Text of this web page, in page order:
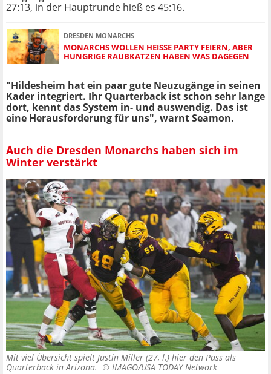
27:13, in der Hauptrunde hieß es 45:16.
DRESDEN MONARCHS
MONARCHS WOLLEN HEISSE PARTY FEIERN, ABER H
UNGRIGE RAUBKATZEN HABEN WAS DAGEGEN
"Hildesheim hat ein paar gute Neuzugänge in seinen
Kader integriert. Ihr Quarterback ist schon sehr lange
dort, kennt das System in- und auswendig. Das ist
eine Herausforderung für uns", warnt Seamon.
Auch die Dresden Monarchs haben sich im
Winter verstärkt
Mit viel Übersicht spielt Justin Miller (27, l.) hier den Pass als
Quarterback in Arizona. © IMAGO/USA TODAY Network